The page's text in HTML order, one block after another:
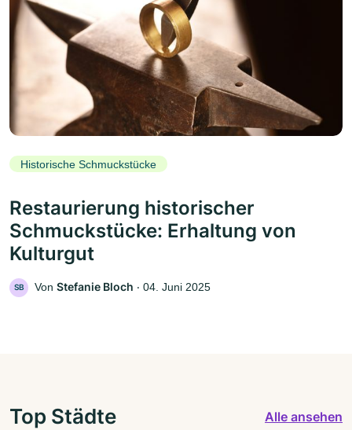
Historische Schmuckstücke
Restaurierung historischer
Schmuckstücke: Erhaltung von
Kulturgut
SB Von Stefanie Bloch ‧ 04. Juni 2025
Top Städte Alle ansehen